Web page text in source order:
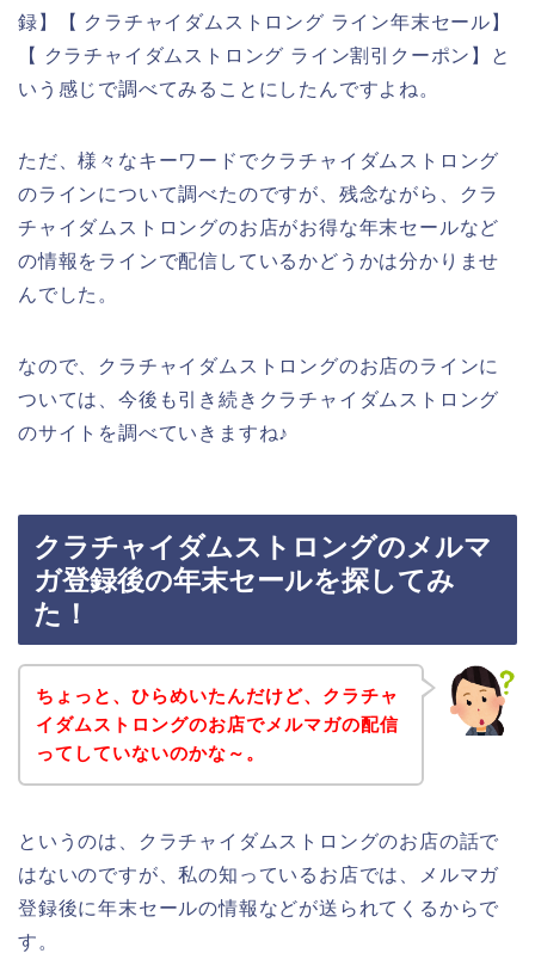
録】【 クラチャイダムストロング ライン年末セール】
【 クラチャイダムストロング ライン割引クーポン】と
いう感じで調べてみることにしたんですよね。
ただ、様々なキーワードでクラチャイダムストロング
のラインについて調べたのですが、残念ながら、クラ
チャイダムストロングのお店がお得な年末セールなど
の情報をラインで配信しているかどうかは分かりませ
んでした。
なので、クラチャイダムストロングのお店のラインに
ついては、今後も引き続きクラチャイダムストロング
のサイトを調べていきますね♪
クラチャイダムストロングのメルマ
ガ登録後の年末セールを探してみ
た！
ちょっと、ひらめいたんだけど、クラチャ
イダムストロングのお店でメルマガの配信
ってしていないのかな～。
というのは、クラチャイダムストロングのお店の話で
はないのですが、私の知っているお店では、メルマガ
登録後に年末セールの情報などが送られてくるからで
す。